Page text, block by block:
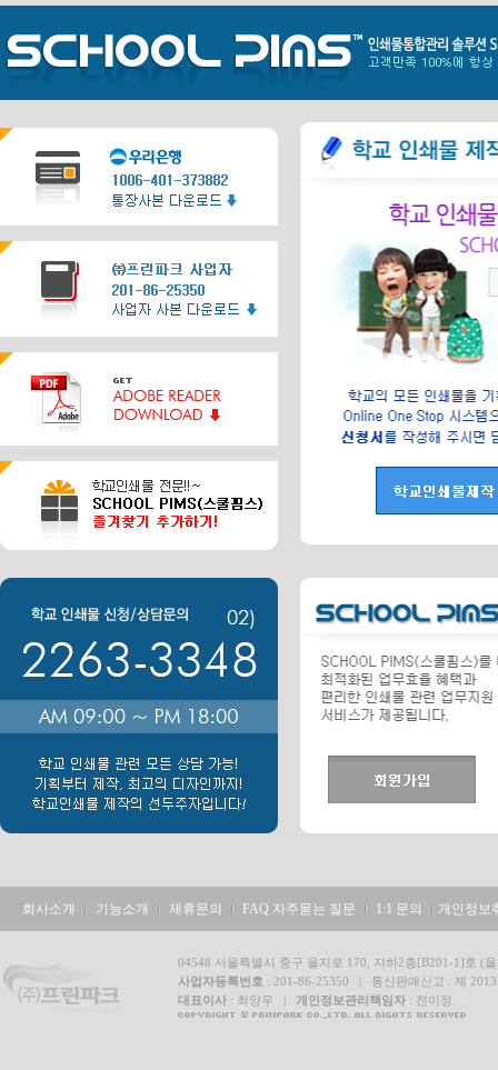
회사소개 기능소개 제휴문의 FAQ 자주묻는 질문 1:1 문의 개인정보
04548 서울특별시 중구 을지로 170, 지하2층[B201-1]호
사업자등록번호 : 201-86-25350 | 통신판매신고 : 제
대표이사 : 최양우 | 개인정보관리책임자 : 전이정